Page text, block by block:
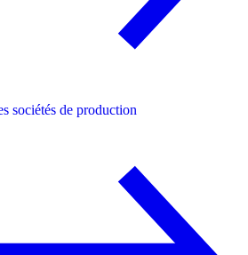
sociétés de production